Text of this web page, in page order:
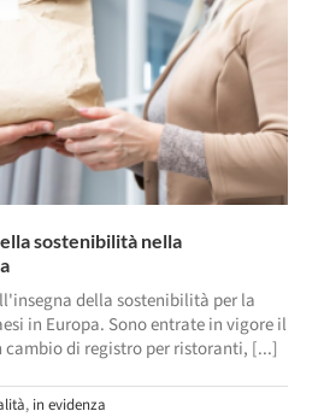
sostenibilità nella
della sostenibilità per la
in Europa. Sono entrate in vigore il
cambio di registro per ristoranti, [...]
, in evidenza